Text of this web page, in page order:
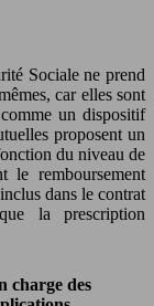
Sociale ne prend
car elles sont
un dispositif
proposent un
du niveau de
le remboursement
dans le contrat
la prescription
charge des